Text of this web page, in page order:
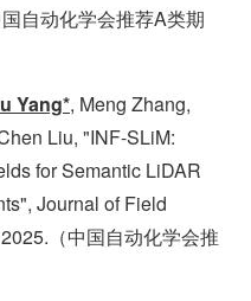
自动化学会推荐A类期
Yang*, Meng Zhang,
Liu, "INF-SLiM:
for Semantic LiDAR
Journal of Field
（中国自动化学会推